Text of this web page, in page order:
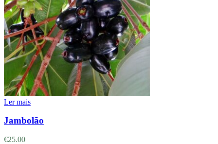
Ler mais
Jambolão
€25.00